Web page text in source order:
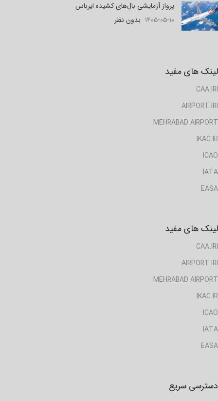
پرواز آزمایشی بال‌های کشیده ایرباس
۱۴۰۵-۰۵-۱۰ بدون نظر
لینک های مفید
CAA.IRI
AIRPORT.IRI
MEHRABAD AIRPORT
IKAC.IR
ICAO
IATA
EASA
لینک های مفید
CAA.IRI
AIRPORT.IRI
MEHRABAD AIRPORT
IKAC.IR
ICAO
IATA
EASA
دسترسی سریع